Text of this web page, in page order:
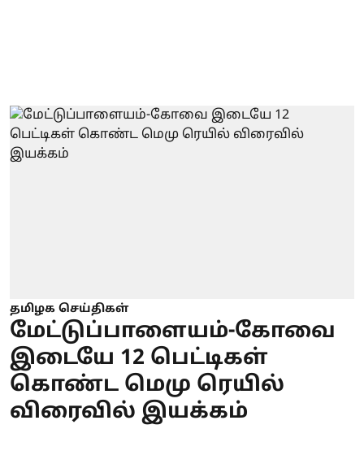
தமிழக செய்திகள்
மேட்டுப்பாளையம்-கோவை
இடையே 12 பெட்டிகள்
கொண்ட மெமு ரெயில்
விரைவில் இயக்கம்